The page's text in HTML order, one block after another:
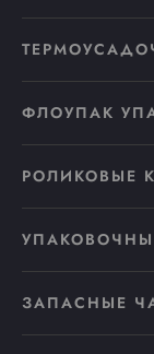
ФЛОУПАК
РОЛИКОВЫЕ
ЗАПАСНЫЕ